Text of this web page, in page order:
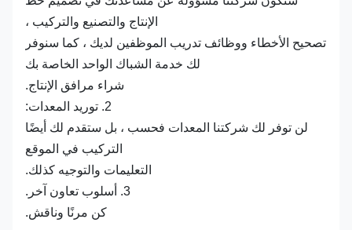
الإنتاج والتصنيع والتركيب ،
تصحيح الأخطاء ووظائف تدريب الموظفين لديك ، كما سنوفر
لك خدمة الشباك الواحد الخاصة بك
شراء مرافق الإنتاج.
لن توفر لك شركتنا المعدات فحسب ، بل ستقدم لك أيضًا
التركيب في الموقع
التعليمات والتوجيه كذلك.
كن مرنًا وناقش.